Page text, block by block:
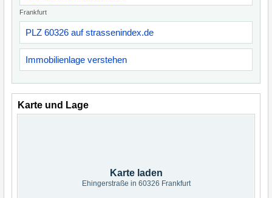
Frankfurt
PLZ 60326 auf strassenindex.de
Immobilienlage verstehen
Karte und Lage
Karte laden
Ehingerstraße in 60326 Frankfurt